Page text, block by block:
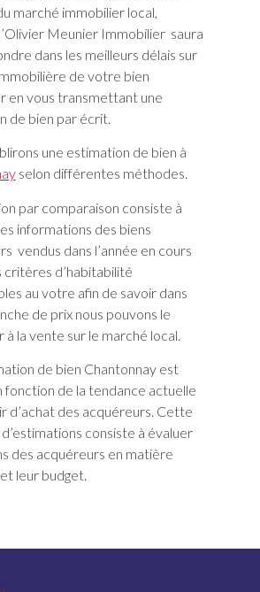
marché immobilier local,
Meunier Immobilier saura
dans les meilleurs délais sur
de votre bien
en vous transmettant une
de bien par écrit.
une estimation de bien à
selon différentes méthodes.
par comparaison consiste à
informations des biens
vendus dans l’année en cours
critères d’habitabilité
au votre afin de savoir dans
de prix nous pouvons le
la vente sur le marché local.
de bien Chantonnay est
fonction de la tendance actuelle
d’achat des acquéreurs. Cette
consiste à évaluer
des acquéreurs en matière
leur budget.